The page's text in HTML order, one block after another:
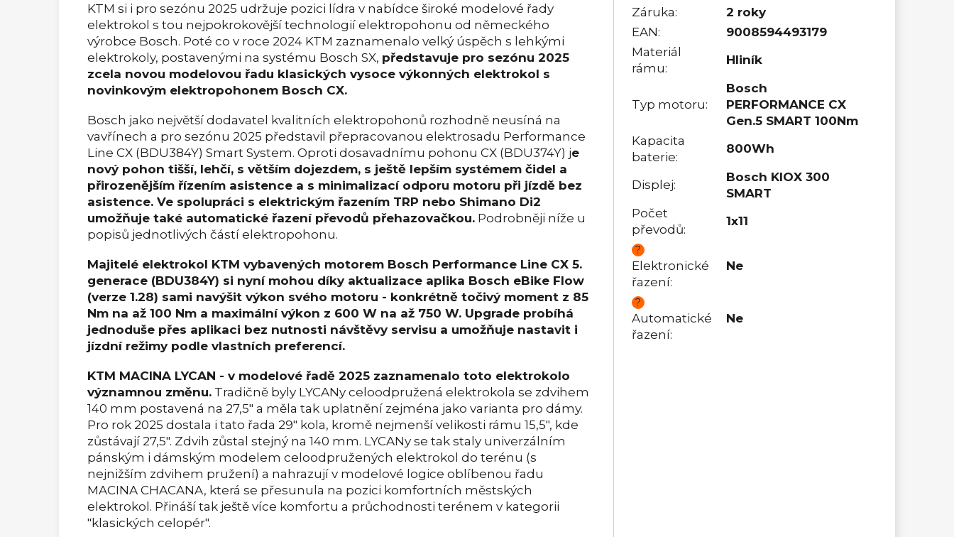
KTM si i pro sezónu 2025 udržuje pozici lídra v nabídce široké modelové řady
elektrokol s tou nejpokrokovější technologií elektropohonu od německého
výrobce Bosch. Poté co v roce 2024 KTM zaznamenalo velký úspěch s lehkými
elektrokoly, postavenými na systému Bosch SX, představuje pro sezónu 2025
zcela novou modelovou řadu klasických vysoce výkonných elektrokol s
novinkovým elektropohonem Bosch CX.
Bosch jako největší dodavatel kvalitních elektropohonů rozhodně neusíná na
vavřínech a pro sezónu 2025 představil přepracovanou elektrosadu Performance
Line CX (BDU384Y) Smart System. Oproti dosavadnímu pohonu CX (BDU374Y) je
nový pohon tišší, lehčí, s větším dojezdem, s ještě lepším systémem čidel a
přirozenějším řízením asistence a s minimalizací odporu motoru při jízdě bez
asistence. Ve spolupráci s elektrickým řazením TRP nebo Shimano Di2
umožňuje také automatické řazení převodů přehazovačkou. Podrobněji níže u
popisů jednotlivých částí elektropohonu.
Majitelé elektrokol KTM vybavených motorem Bosch Performance Line CX 5.
generace (BDU384Y) si nyní mohou díky aktualizace aplika Bosch eBike Flow
(verze 1.28) sami navýšit výkon svého motoru - konkrétně točivý moment z 85
Nm na až 100 Nm a maximální výkon z 600 W na až 750 W. Upgrade probíhá
jednoduše přes aplikaci bez nutnosti návštěvy servisu a umožňuje nastavit i
jízdní režimy podle vlastních preferencí.
KTM MACINA LYCAN - v modelové řadě 2025 zaznamenalo toto elektrokolo
významnou změnu. Tradičně byly LYCANy celoodpružená elektrokola se zdvihem
140 mm postavená na 27,5" a měla tak uplatnění zejména jako varianta pro dámy.
Pro rok 2025 dostala i tato řada 29" kola, kromě nejmenší velikosti rámu 15,5", kde
zůstávají 27,5". Zdvih zůstal stejný na 140 mm. LYCANy se tak staly univerzálním
pánským i dámským modelem celoodpružených elektrokol do terénu (s
nejnižším zdvihem pružení) a nahrazují v modelové logice oblíbenou řadu
MACINA CHACANA, která se přesunula na pozici komfortních městských
elektrokol. Přináší tak ještě více komfortu a průchodnosti terénem v kategorii
"klasických celopér".
Záruka:
2 roky
EAN:
9008594493179
Materiál
rámu:
Hliník
Typ motoru:
Bosch
PERFORMANCE CX
Gen.5 SMART 100Nm
Kapacita
baterie:
800Wh
Displej:
Bosch KIOX 300
SMART
Počet
převodů:
1x11
?
Elektronické
řazení:
Ne
?
Automatické
řazení:
Ne